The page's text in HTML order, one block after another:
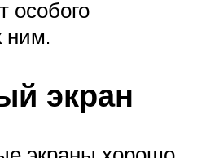
особого
ним.
экран